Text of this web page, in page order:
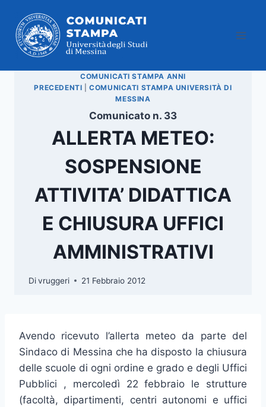
contenuto
COMUNICATI STAMPA ANNI
PRECEDENTI |COMUNICATI STAMPA UNIVERSITÀ DI
MESSINA
Comunicato n. 33
ALLERTA METEO:
SOSPENSIONE
ATTIVITA’ DIDATTICA
E CHIUSURA UFFICI
AMMINISTRATIVI
Divruggeri 21 Febbraio 2012
Avendo ricevuto l’allerta meteo da parte del
Sindaco di Messina che ha disposto la chiusura
delle scuole di ogni ordine e grado e degli Uffici
Pubblici , mercoledì 22 febbraio le strutture
(facoltà, dipartimenti, centri autonomi e uffici